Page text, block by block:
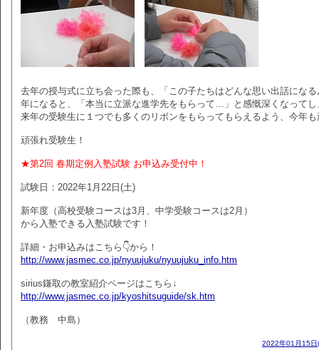
去年の授与式に立ち会った際も、「この子たちはどんな思い出話にな
年になると、「本当に立派な進学先をもらって…」と感慨深くなってし
来年の受験生に１つでも多くのリボンをもらってもらえるよう、今年
頑張れ受験生！
★第2回 春期定例入塾試験 お申込み受付中！
試験日：2022年1月22日(土)
新年度（高校受験コースは3月、中学受験コースは2月）
から入塾できる入塾試験です！
詳細・お申込みはこちら👇から！
http://www.jasmec.co.jp/nyuujuku/nyuujuku_info.htm
sirius鎌取の教室紹介ページはこちら↓
http://www.jasmec.co.jp/kyoshitsuguide/sk.htm
（教務 中島）
2022年01月15日